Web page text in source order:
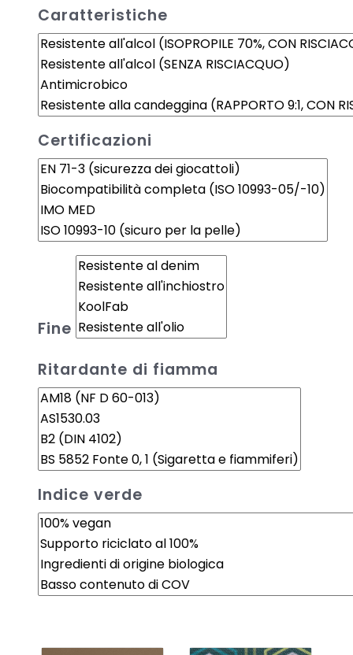
Caratteristiche
Certificazioni
Fine
Ritardante di fiamma
Indice verde